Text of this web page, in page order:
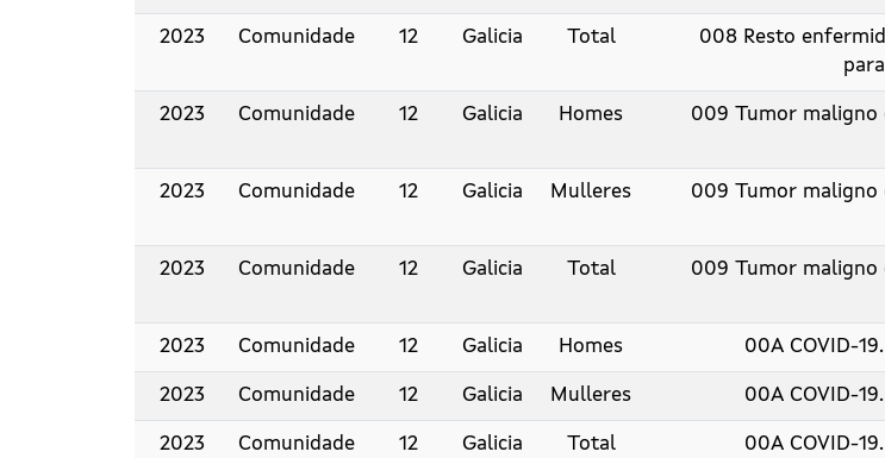
2023 Comunidade 12 Galicia Total
008 Resto
2023 Comunidade 12 Galicia Homes
009 Tumor maligno
2023 Comunidade 12 Galicia Mulleres
009 Tumor maligno
2023 Comunidade 12 Galicia Total
009 Tumor maligno
2023 Comunidade 12 Galicia Homes 00A COVID-
2023 Comunidade 12 Galicia Mulleres 00A COVID-
2023 Comunidade 12 Galicia Total 00A COVID-